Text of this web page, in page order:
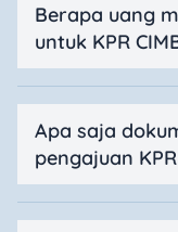
Berapa uang
untuk KPR
Apa saja
pengajuan